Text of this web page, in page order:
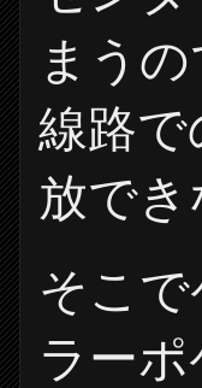
まう
線路
放で
そこ
ラー